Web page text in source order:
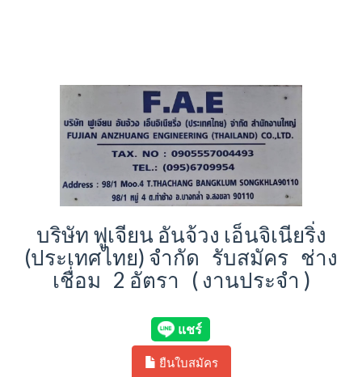
บริษัท ฟูเจียน อันจ้วง เอ็นจิเนียริ่ง
(ประเทศไทย) จำกัด รับสมัคร ช่าง
เชื่อม 2 อัตรา ( งานประจำ )
ยืนใบสมัคร